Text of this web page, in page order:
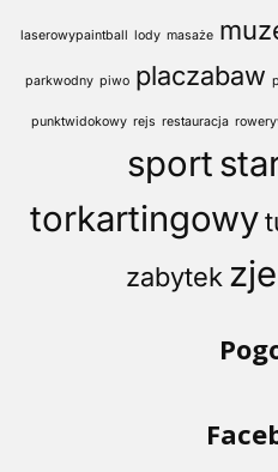
laserowypaintball lody masaże
parkwodny piwo placzabaw
punktwidokowy rejs restauracja
sport
torkartingowy
zabytek